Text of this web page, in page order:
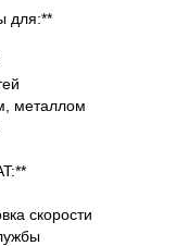
для:**
металлом
скорости